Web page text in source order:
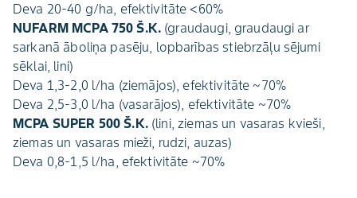
Deva 20-40 g/ha, efektivitāte <60%
NUFARM MCPA 750 Š.K. (graudaugi, graudaugi ar
sarkanā āboliņa pasēju, lopbarības stiebrzāļu sējumi
sēklai, lini)
Deva 1,3-2,0 l/ha (ziemājos), efektivitāte ~70%
Deva 2,5-3,0 l/ha (vasarājos), efektivitāte ~70%
MCPA SUPER 500 Š.K. (lini, ziemas un vasaras kvieši,
ziemas un vasaras mieži, rudzi, auzas)
Deva 0,8-1,5 l/ha, efektivitāte ~70%